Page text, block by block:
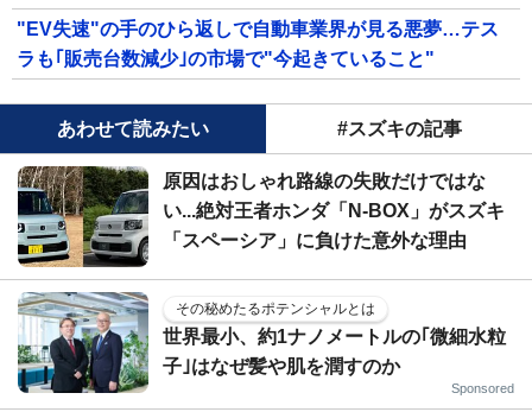
"EV失速"の手のひら返しで自動車業界が見る悪夢…テス
ラも｢販売台数減少｣の市場で"今起きていること"
あわせて読みたい #スズキの記事
原因はおしゃれ路線の失敗だけではな
い...絶対王者ホンダ「N-BOX」がスズキ
「スペーシア」に負けた意外な理由
その秘めたるポテンシャルとは
世界最小、約1ナノメートルの｢微細水粒
子｣はなぜ髪や肌を潤すのか
Sponsored